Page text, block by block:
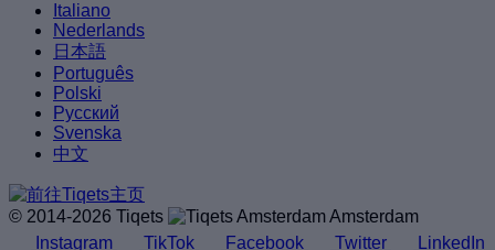
Italiano
Nederlands
日本語
Português
Polski
Русский
Svenska
中文
© 2014-2026 Tiqets
Amsterdam
Instagram
TikTok Facebook Twitter LinkedIn